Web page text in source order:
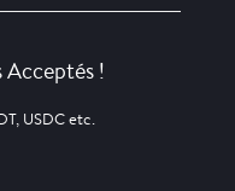
Acceptés !
USDC etc.